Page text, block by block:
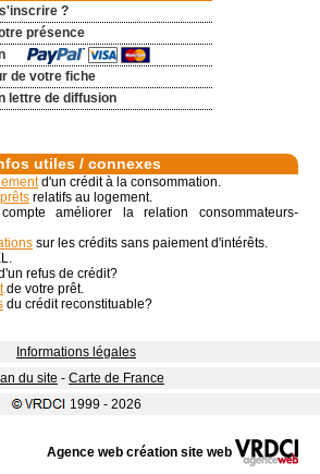
?
présence
de votre fiche
lettre de diffusion
utiles / connexes
d'un crédit à la consommation.
prêts relatifs au logement.
compte améliorer la relation consommateurs-
sur les crédits sans paiement d'intérêts.
refus de crédit?
de votre prêt.
du crédit reconstituable?
Informations légales
1999 - 2026
du site - Carte de France
Agence web création site web